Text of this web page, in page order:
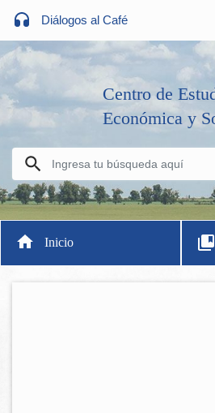
Diálogos al Café
Centro de
Económica y
Inicio